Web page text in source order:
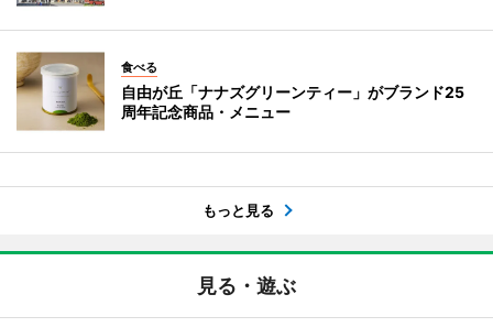
食べる
自由が丘「ナナズグリーンティー」がブランド25
周年記念商品・メニュー
もっと見る
見る・遊ぶ